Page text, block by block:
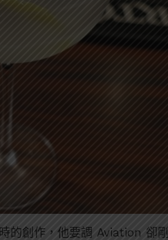
的創作，他要調 Aviation 卻